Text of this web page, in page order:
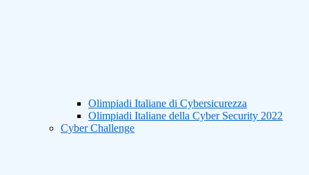
Olimpiadi Italiane di Cybersicurezza
Olimpiadi Italiane della Cyber Security 2022
Cyber Challenge